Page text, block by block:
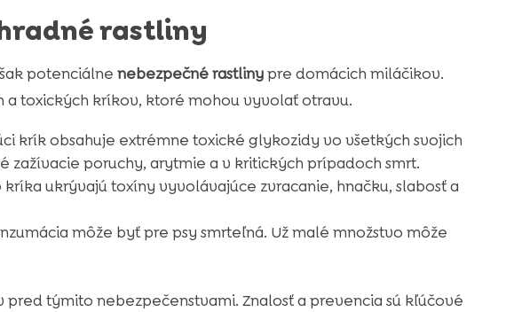
rastliny
potenciálne nebezpečné rastlinypre domácich miláčikov.
a toxických kríkov, ktoré mohou vyvolať otravu.
krík obsahuje extrémne toxické glykozidy vo všetkých svojich
zažívacie poruchy, arytmie a v kritických prípadoch smrt.
ukrývajú toxíny vyvolávajúce zvracanie, hnačku, slabosť a
môže byť pre psy smrteľná. Už malé množstvo môže
týmito nebezpečenstvami. Znalosť a prevencia sú kľúčové